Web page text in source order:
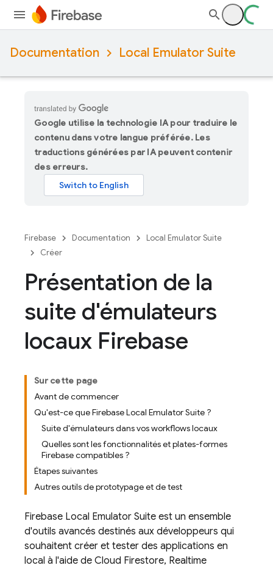
Documentation Local Emulator Suite
Google utilise la technologie IA pour traduire le
contenu dans votre langue préférée. Les
traductions générées par IA peuvent contenir
des erreurs.
Firebase Documentation
Local Emulator Suite
Créer
Présentation de la
suite d'émulateurs
locaux Firebase
Sur cette page
Avant de commencer
Qu'est-ce que Firebase Local Emulator Suite ?
Suite d'émulateurs dans vos workflows locaux
Quelles sont les fonctionnalités et plates-formes
Firebase compatibles ?
Étapes suivantes
Autres outils de prototypage et de test
Firebase Local Emulator Suite est un ensemble
d'outils avancés destinés aux développeurs qui
souhaitent créer et tester des applications en
local à l'aide de Cloud Firestore, Realtime